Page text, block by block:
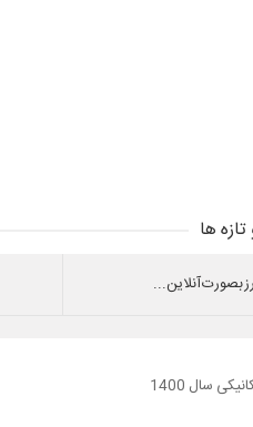
تازه ها
بصورت آنلاین...
سال 1400